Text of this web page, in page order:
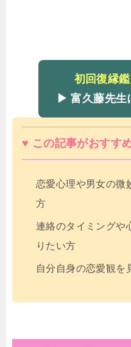
初回復縁
▶ 富久藤先生
♥ この記事がおすす
恋愛心理や男女の微
方
連絡のタイミングや
りたい方
自分自身の恋愛観を